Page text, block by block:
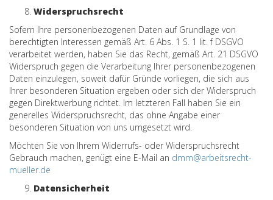
Widerspruchsrecht
Sofern Ihre personenbezogenen Daten auf Grundlage von
berechtigten Interessen gemäß Art. 6 Abs. 1 S. 1 lit. f DSGVO
verarbeitet werden, haben Sie das Recht, gemäß Art. 21 DSGVO
Widerspruch gegen die Verarbeitung Ihrer personenbezogenen
Daten einzulegen, soweit dafür Gründe vorliegen, die sich aus
Ihrer besonderen Situation ergeben oder sich der Widerspruch
gegen Direktwerbung richtet. Im letzteren Fall haben Sie ein
generelles Widerspruchsrecht, das ohne Angabe einer
besonderen Situation von uns umgesetzt wird.
Möchten Sie von Ihrem Widerrufs- oder Widerspruchsrecht
Gebrauch machen, genügt eine E-Mail an dmm@arbeitsrecht-
mueller.de
Datensicherheit